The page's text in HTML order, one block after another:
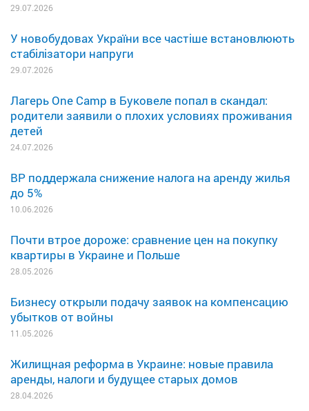
29.07.2026
У новобудовах України все частіше встановлюють
стабілізатори напруги
29.07.2026
Лагерь One Camp в Буковеле попал в скандал:
родители заявили о плохих условиях проживания
детей
24.07.2026
ВР поддержала снижение налога на аренду жилья
до 5%
10.06.2026
Почти втрое дороже: сравнение цен на покупку
квартиры в Украине и Польше
28.05.2026
Бизнесу открыли подачу заявок на компенсацию
убытков от войны
11.05.2026
Жилищная реформа в Украине: новые правила
аренды, налоги и будущее старых домов
28.04.2026